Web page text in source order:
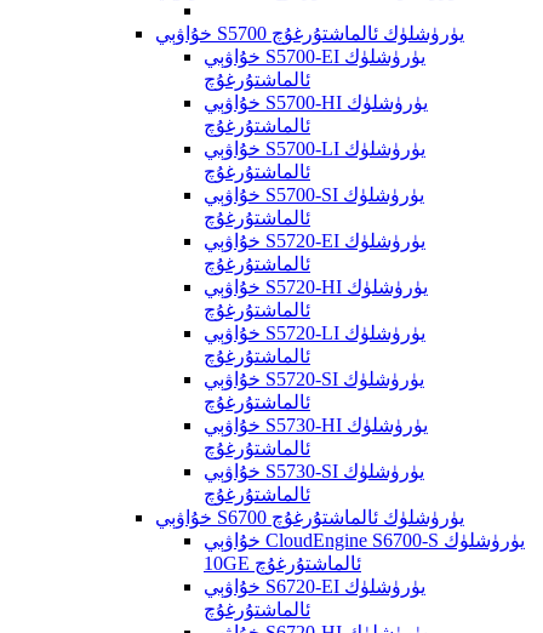
خۇاۋېي S5700 يۈرۈشلۈك ئالماشتۇرغۇچ
خۇاۋېي S5700-EI يۈرۈشلۈك
ئالماشتۇرغۇچ
خۇاۋېي S5700-HI يۈرۈشلۈك
ئالماشتۇرغۇچ
خۇاۋېي S5700-LI يۈرۈشلۈك
ئالماشتۇرغۇچ
خۇاۋېي S5700-SI يۈرۈشلۈك
ئالماشتۇرغۇچ
خۇاۋېي S5720-EI يۈرۈشلۈك
ئالماشتۇرغۇچ
خۇاۋېي S5720-HI يۈرۈشلۈك
ئالماشتۇرغۇچ
خۇاۋېي S5720-LI يۈرۈشلۈك
ئالماشتۇرغۇچ
خۇاۋېي S5720-SI يۈرۈشلۈك
ئالماشتۇرغۇچ
خۇاۋېي S5730-HI يۈرۈشلۈك
ئالماشتۇرغۇچ
خۇاۋېي S5730-SI يۈرۈشلۈك
ئالماشتۇرغۇچ
خۇاۋېي S6700 يۈرۈشلۈك ئالماشتۇرغۇچ
خۇاۋېي CloudEngine S6700-S يۈرۈشلۈك
10GE ئالماشتۇرغۇچ
خۇاۋېي S6720-EI يۈرۈشلۈك
ئالماشتۇرغۇچ